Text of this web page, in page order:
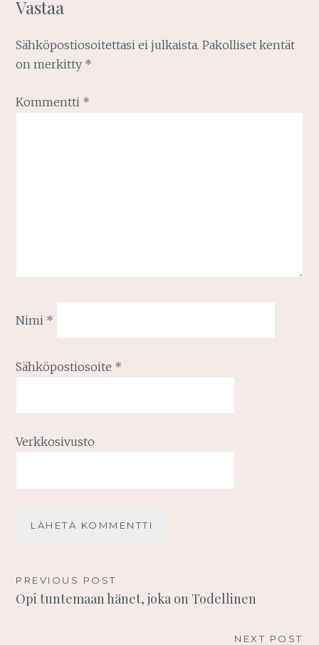
Vastaa
Sähköpostiosoitettasi ei julkaista. Pakolliset kentät
on merkitty *
Kommentti *
Nimi *
Sähköpostiosoite *
Verkkosivusto
Artikkelien
selaus
PREVIOUS POST
Opi tuntemaan hänet, joka on Todellinen
NEXT POST